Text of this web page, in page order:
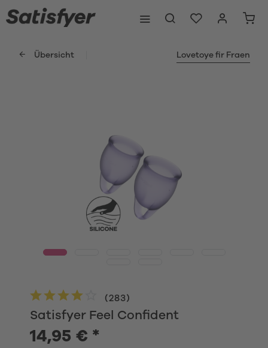
Übersicht Lovetoye fir Fraen
Satisfyer Feel Confident
(283)
14,95 € *